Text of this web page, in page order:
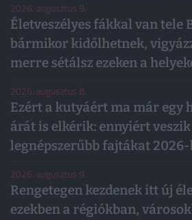
2026. augusztus 9.
Életveszélyes fákkal van tele
bármikor kidőlhetnek,
merre sétálsz ezeken a
2026. augusztus 8.
Ezért a kutyáért ma már egy
árát is elkérik: ennyiért
legnépszerűbb fajtákat
2026. augusztus 9.
Rengetegen kezdenek itt új
ezekben a régiókban,